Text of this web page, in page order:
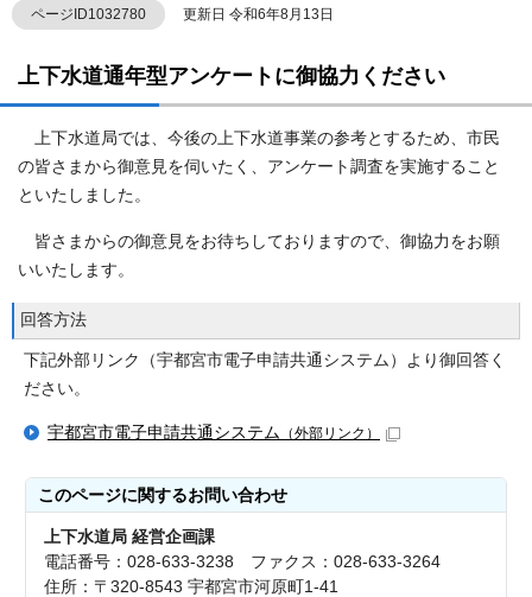
ページID1032780 更新日 令和6年8月13日
上下水道通年型アンケートに御協力ください
上下水道局では、今後の上下水道事業の参考とするため、市民
の皆さまから御意見を伺いたく、アンケート調査を実施すること
といたしました。
皆さまからの御意見をお待ちしておりますので、御協力をお願
いいたします。
回答方法
下記外部リンク（宇都宮市電子申請共通システム）より御回答く
ださい。
宇都宮市電子申請共通システム （外部リンク）
このページに関するお問い合わせ
上下水道局 経営企画課
電話番号：028-633-3238 ファクス：028-633-3264
住所：〒320-8543 宇都宮市河原町1-41